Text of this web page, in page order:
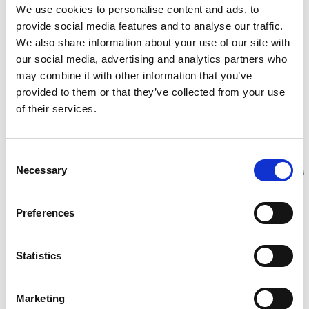
We use cookies to personalise content and ads, to
provide social media features and to analyse our traffic.
We also share information about your use of our site with
our social media, advertising and analytics partners who
may combine it with other information that you’ve
provided to them or that they’ve collected from your use
of their services.
Selection
Necessary
Preferences
Statistics
Marketing
Wenn es um die Entwicklung und den Bau von
Sondermaschinen geht, gehört unser Geschäftsbereich
Special Machinery zu den gefragten Anbietern, die
schlüsselfertige Lösungen aus einer Hand liefern.
Spannende Kunden und Projekte sind hier also an der
Tagesordnung – ebenso wie zahlreiche Benefits für unsere